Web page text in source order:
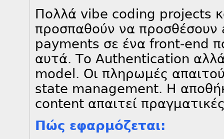
Πολλά vibe coding projects
προσπαθούν να
payments σε ένα front-end
αυτά. Το Authentication
model. Οι πληρωμές
state management. Η
content απαιτεί
Πώς εφαρμόζεται: